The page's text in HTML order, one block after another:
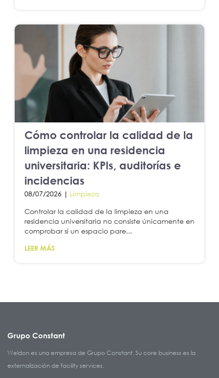
Cómo controlar la calidad de la
limpieza en una residencia
universitaria: KPIs, auditorías e
incidencias
08/07/2026 | Limpieza
Controlar la calidad de la limpieza en una
residencia universitaria no consiste únicamente en
comprobar si un espacio pare...
LEER MÁS
Grupo Constant
Weldon es una empresa de Grupo Constant. Su core business es la
externalización de facility services.